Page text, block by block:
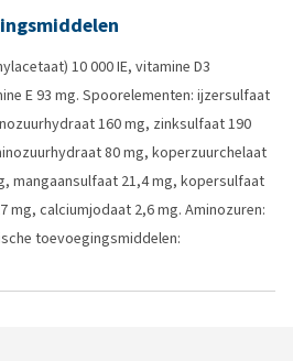
10 000 IE, vitamine D3
E 93 mg. Spoorelementen: ijzersulfaat
160 mg, zinksulfaat 190
80 mg, koperzuurchelaat
mangaansulfaat 21,4 mg, kopersulfaat
mg, calciumjodaat 2,6 mg. Aminozuren:
toevoegingsmiddelen: